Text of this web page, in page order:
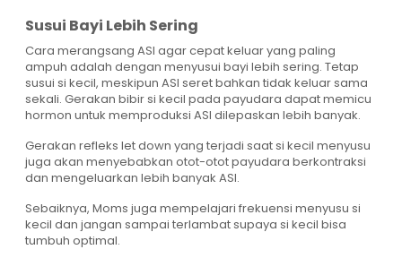
Susui Bayi Lebih Sering
Cara merangsang ASI agar cepat keluar yang paling
ampuh adalah dengan menyusui bayi lebih sering. Tetap
susui si kecil, meskipun ASI seret bahkan tidak keluar sama
sekali. Gerakan bibir si kecil pada payudara dapat memicu
hormon untuk memproduksi ASI dilepaskan lebih banyak.
Gerakan refleks let down yang terjadi saat si kecil menyusu
juga akan menyebabkan otot-otot payudara berkontraksi
dan mengeluarkan lebih banyak ASI.
Sebaiknya, Moms juga mempelajari frekuensi menyusu si
kecil dan jangan sampai terlambat supaya si kecil bisa
tumbuh optimal.